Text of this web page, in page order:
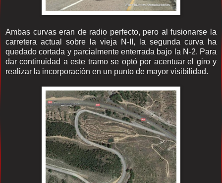
Ambas curvas eran de radio perfecto, pero al fusionarse la
carretera actual sobre la vieja N-II, la segunda curva ha
quedado cortada y parcialmente enterrada bajo la N-2. Para
dar continuidad a este tramo se optó por acentuar el giro y
realizar la incorporación en un punto de mayor visibilidad.